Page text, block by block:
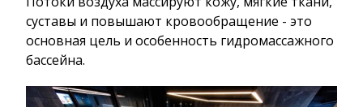
суставы и повышают кровообращение - это
основная цель и особенность гидромассажного
бассейна.